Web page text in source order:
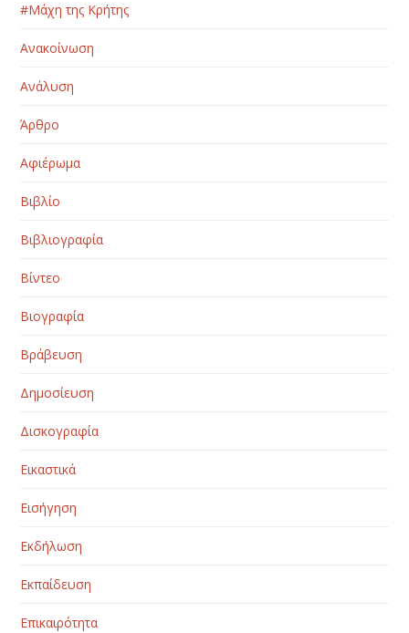
#Μάχη της Κρήτης
Ανακοίνωση
Ανάλυση
Άρθρο
Αφιέρωμα
Βιβλίο
Βιβλιογραφία
Βίντεο
Βιογραφία
Βράβευση
Δημοσίευση
Δισκογραφία
Εικαστικά
Εισήγηση
Εκδήλωση
Εκπαίδευση
Επικαιρότητα